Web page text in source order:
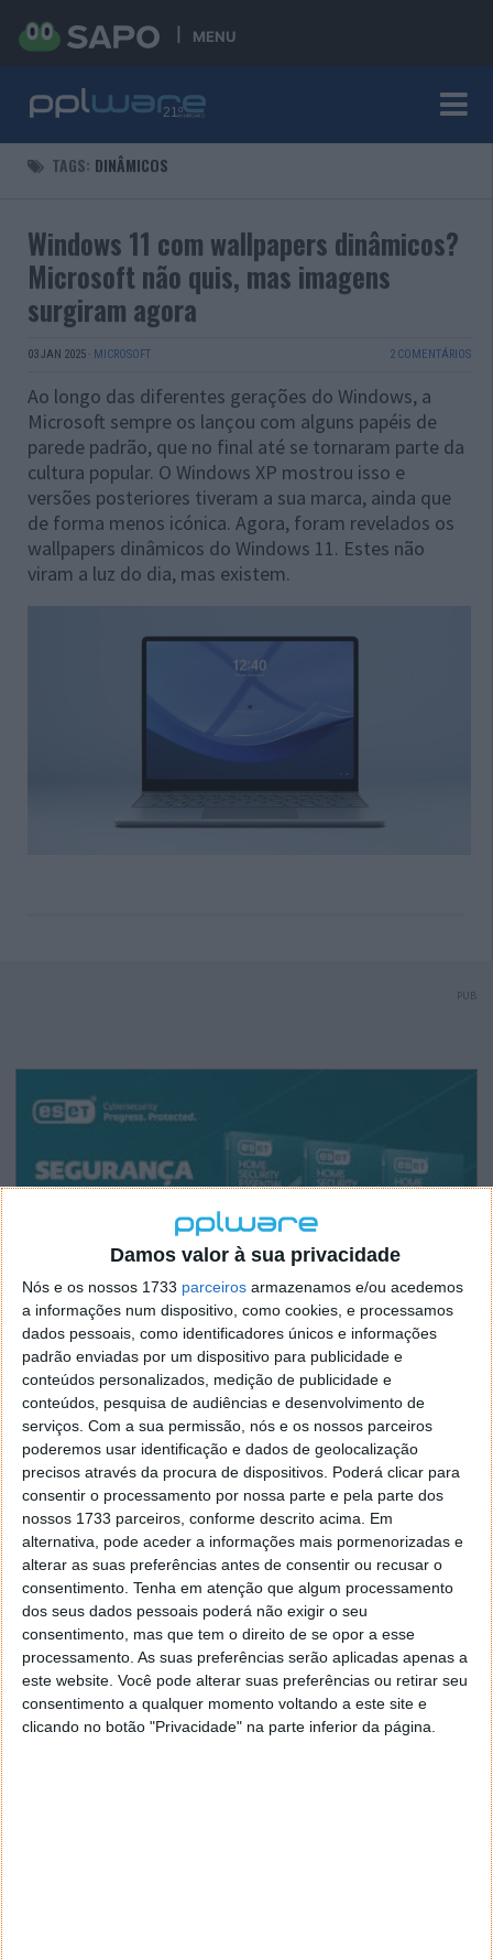
Damos valor à sua privacidade
Nós e os nossos 1733 parceiros armazenamos e/ou acedemos
a informações num dispositivo, como cookies, e processamos
dados pessoais, como identificadores únicos e informações
padrão enviadas por um dispositivo para publicidade e
conteúdos personalizados, medição de publicidade e
conteúdos, pesquisa de audiências e desenvolvimento de
serviços. Com a sua permissão, nós e os nossos parceiros
poderemos usar identificação e dados de geolocalização
precisos através da procura de dispositivos. Poderá clicar para
consentir o processamento por nossa parte e pela parte dos
nossos 1733 parceiros, conforme descrito acima. Em
alternativa, pode aceder a informações mais pormenorizadas e
alterar as suas preferências antes de consentir ou recusar o
consentimento. Tenha em atenção que algum processamento
dos seus dados pessoais poderá não exigir o seu
consentimento, mas que tem o direito de se opor a esse
processamento. As suas preferências serão aplicadas apenas a
este website. Você pode alterar suas preferências ou retirar seu
consentimento a qualquer momento voltando a este site e
clicando no botão "Privacidade" na parte inferior da página.
MENU
TAGS: DINÂMICOS
Windows 11 com wallpapers dinâmicos?
Microsoft não quis, mas imagens
surgiram agora
03 JAN 2025 · MICROSOFT 2 COMENTÁRIOS
Ao longo das diferentes gerações do Windows, a
Microsoft sempre os lançou com alguns papéis de
parede padrão, que no final até se tornaram parte da
cultura popular. O Windows XP mostrou isso e
versões posteriores tiveram a sua marca, ainda que
de forma menos icónica. Agora, foram revelados os
wallpapers dinâmicos do Windows 11. Estes não
viram a luz do dia, mas existem.
PUB